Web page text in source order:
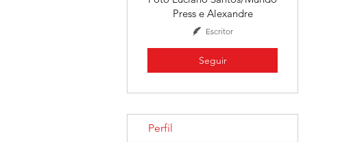
Press e Alexandre
Escritor
Seguir
Perfil